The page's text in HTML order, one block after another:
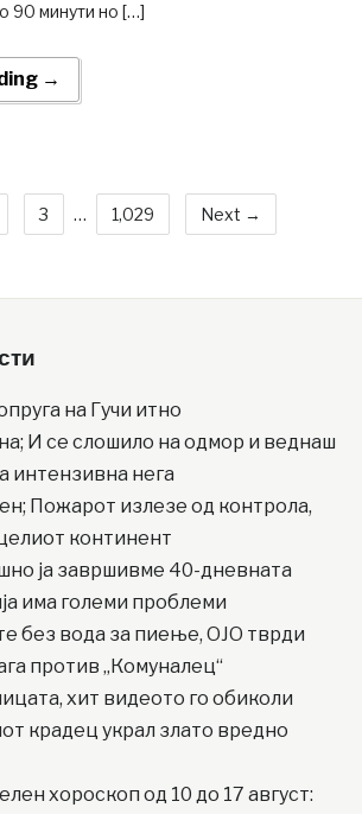
90 минути но […]
→
3 … 1,029 Next →
на Гучи итно
И се слошило на одмор и веднаш
интензивна нега
Пожарот излезе од контрола,
континент
ја завршивме 40-дневната
има големи проблеми
без вода за пиење, ОЈО тврди
против „Комуналец“
хит видеото го обиколи
крадец украл злато вредно
хороскоп од 10 до 17 август: